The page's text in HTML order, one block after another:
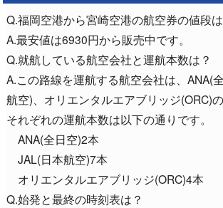
Q.福岡空港から宮崎空港の航空券の値段
A.最安値は6930円から販売中です。
Q.就航している航空会社と運航本数は？
A.この路線を運航する航空会社は、ANA(
航空)、オリエンタルエアブリッジ(ORC)の
それぞれの運航本数は以下の通りです。
ANA(全日空)2本
JAL(日本航空)7本
オリエンタルエアブリッジ(ORC)4本
Q.始発と最終の時刻表は？